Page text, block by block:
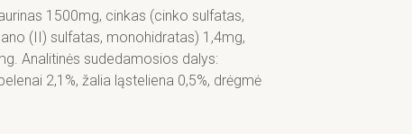
1500mg, cinkas (cinko sulfatas,
(II) sulfatas, monohidratas) 1,4mg,
Analitinės sudedamosios dalys:
2,1%, žalia ląsteliena 0,5%, drėgmė